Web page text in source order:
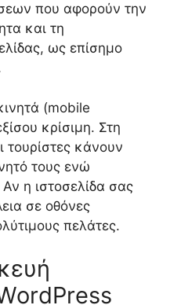
που αφορούν την
και τη
ως επίσημο
(mobile
κρίσιμη. Στη
τουρίστες κάνουν
τους ενώ
Αν η ιστοσελίδα σας
σε οθόνες
πελάτες.